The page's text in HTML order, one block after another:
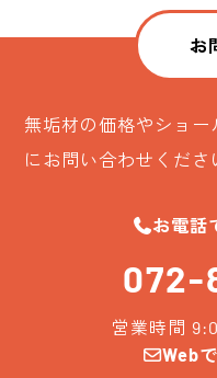
お
無垢材の価格やショー
にお問い合わせくださ
お電話
072-
営業時間
Web